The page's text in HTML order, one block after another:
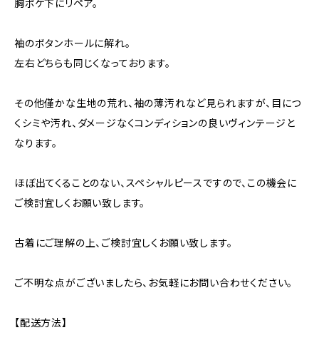
胸ポケ下にリペア。
袖のボタンホールに解れ。
左右どちらも同じくなっております。
その他僅かな生地の荒れ、袖の薄汚れなど見られますが、目につ
くシミや汚れ、ダメージなくコンディションの良いヴィンテージと
なります。
ほぼ出てくることのない、スペシャルピースですので、この機会に
ご検討宜しくお願い致します。
古着にご理解の上、ご検討宜しくお願い致します。
ご不明な点がございましたら、お気軽にお問い合わせください。
【配送方法】